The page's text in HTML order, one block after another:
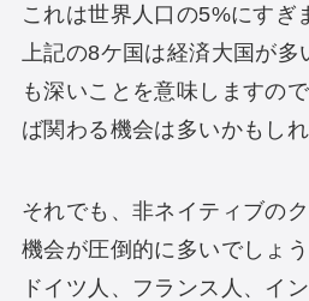
これは世界人口の5%にすぎ
上記の8ケ国は経済大国が
も深いことを意味しますの
ば関わる機会は多いかもしれ
それでも、非ネイティブの
機会が圧倒的に多いでしょう
ドイツ人、フランス人、イ